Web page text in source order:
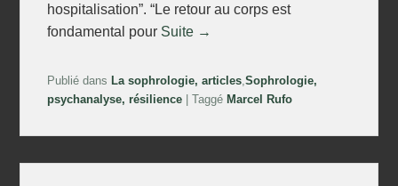
hospitalisation”. “Le retour au corps est
fondamental pour Suite →
Publié dans La sophrologie, articles ,Sophrologie,
psychanalyse, résilience |Taggé Marcel Rufo